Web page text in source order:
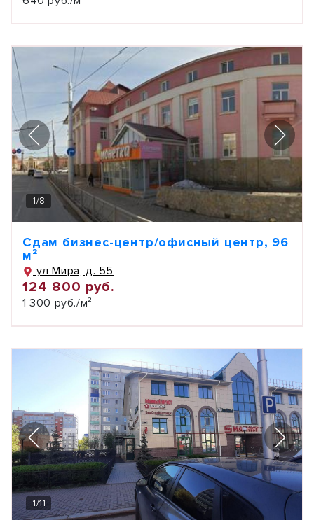
1/8
Сдам бизнес-центр/офисный центр, 96
м²
ул Мира, д. 55
124 800 руб.
1 300 руб./м²
1/11